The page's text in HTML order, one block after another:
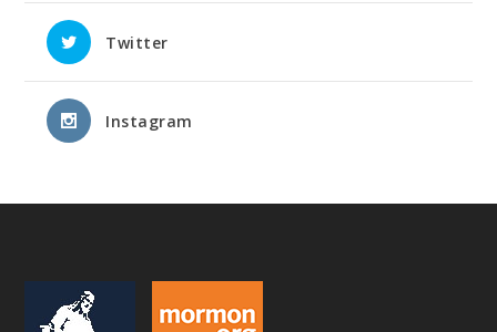
Twitter
Instagram